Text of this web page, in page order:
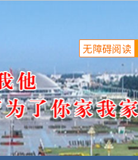
无障碍阅读